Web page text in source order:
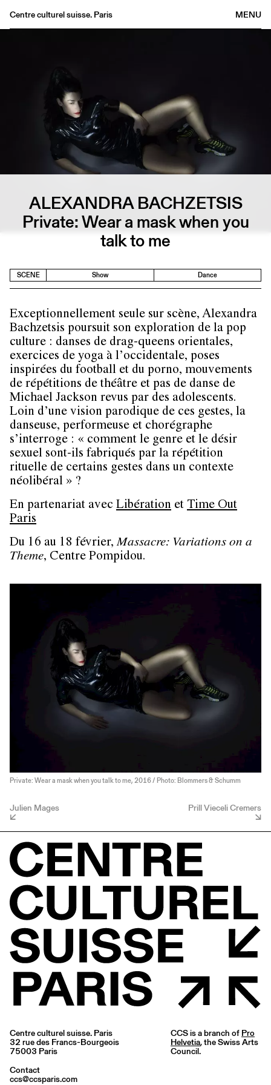
MENU
Centre culturel suisse. Paris
FR/EN
ALEXANDRA BACHZETSIS
Private: Wear a mask when you
talk to me
SCENE Show Dance
Exceptionnellement seule sur scène, Alexandra
Bachzetsis poursuit son exploration de la pop
culture : danses de drag-queens orientales,
exercices de yoga à l’occidentale, poses
inspirées du football et du porno, mouvements
de répétitions de théâtre et pas de danse de
Michael Jackson revus par des adolescents.
Loin d’une vision parodique de ces gestes, la
danseuse, performeuse et chorégraphe
s’interroge : « comment le genre et le désir
sexuel sont-ils fabriqués par la répétition
rituelle de certains gestes dans un contexte
néolibéral » ?
En partenariat avec Libération et Time Out
Paris
Du 16 au 18 février,Massacre: Variations on a
Theme, Centre Pompidou.
Private: Wear a mask when you talk to me, 2016 / Photo: Blommers & Schumm
Julien Mages Prill Vieceli Cremers
Centre culturel suisse. Paris
32 rue des Francs-Bourgeois
75003 Paris
Contact
ccs@ccsparis.com
CCS is a branch of Pro
Helvetia, the Swiss Arts
Council.